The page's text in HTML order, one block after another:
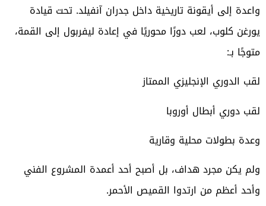
واعدة إلى أيقونة تاريخية داخل جدران آنفيلد. تحت قيادة
يورغن كلوب، لعب دورًا محوريًا في إعادة ليفربول إلى القمة،
متوجًا بـ:
لقب الدوري الإنجليزي الممتاز
لقب دوري أبطال أوروبا
وعدة بطولات محلية وقارية
ولم يكن مجرد هداف، بل أصبح أحد أعمدة المشروع الفني
وأحد أعظم من ارتدوا القميص الأحمر.